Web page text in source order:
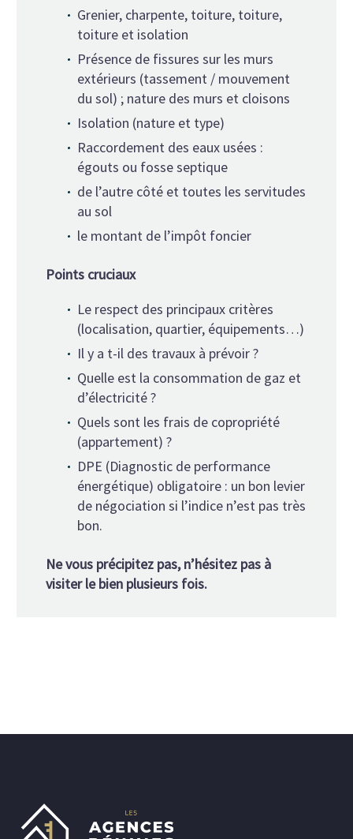
Grenier, charpente, toiture, toiture,
toiture et isolation
Présence de fissures sur les murs
extérieurs (tassement / mouvement
du sol) ; nature des murs et cloisons
Isolation (nature et type)
Raccordement des eaux usées :
égouts ou fosse septique
de l’autre côté et toutes les servitudes
au sol
le montant de l’impôt foncier
Points cruciaux
Le respect des principaux critères
(localisation, quartier, équipements…)
Il y a t-il des travaux à prévoir ?
Quelle est la consommation de gaz et
d’électricité ?
Quels sont les frais de copropriété
(appartement) ?
DPE (Diagnostic de performance
énergétique) obligatoire : un bon levier
de négociation si l’indice n’est pas très
bon.
Ne vous précipitez pas, n’hésitez pas à
visiter le bien plusieurs fois.